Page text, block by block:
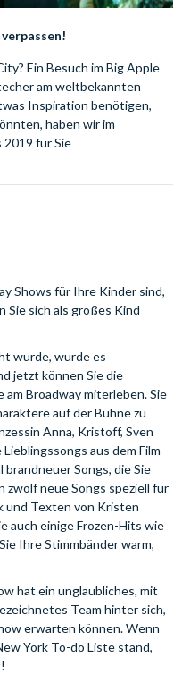
Ein Besuch im Big Apple
am weltbekannten
Inspiration benötigen,
haben wir im
2019 für Sie
Shows für Ihre Kinder sind,
Sie sich als großes Kind
wurde, wurde es
jetzt können Sie die
Broadway miterleben. Sie
auf der Bühne zu
Anna, Kristoff, Sven
aus dem Film
Songs, die Sie
neue Songs speziell für
und Texten von Kristen
auch einige Frozen-Hits wie
Ihre Stimmbänder warm,
hat ein unglaubliches, mit
Team hinter sich,
erwarten können. Wenn
York To-do Liste stand,